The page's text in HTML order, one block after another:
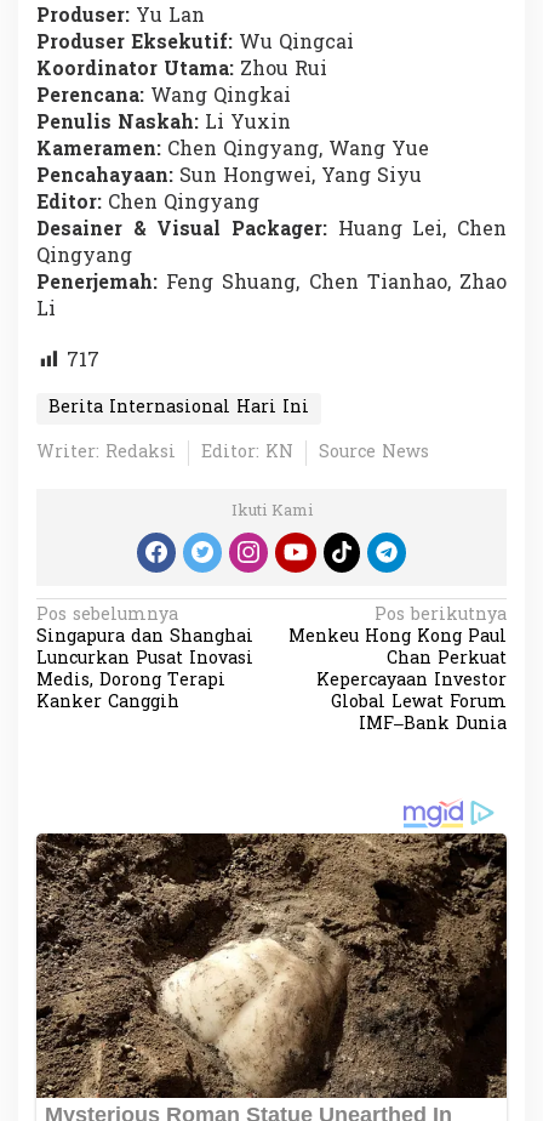
Produser: Yu Lan
Produser Eksekutif: Wu Qingcai
Koordinator Utama: Zhou Rui
Perencana: Wang Qingkai
Penulis Naskah: Li Yuxin
Kameramen: Chen Qingyang, Wang Yue
Pencahayaan: Sun Hongwei, Yang Siyu
Editor: Chen Qingyang
Desainer & Visual Packager: Huang Lei, Chen
Qingyang
Penerjemah: Feng Shuang, Chen Tianhao, Zhao
Li
717
Berita Internasional Hari Ini
Writer: Redaksi
Editor: KN Source News
Ikuti Kami
N
a
v
s
i
p
o
s
Pos sebelumnya
Singapura dan Shanghai
Luncurkan Pusat Inovasi
Medis, Dorong Terapi
Kanker Canggih
Pos berikutnya
Menkeu Hong Kong Paul
Chan Perkuat
Kepercayaan Investor
Global Lewat Forum
IMF–Bank Dunia